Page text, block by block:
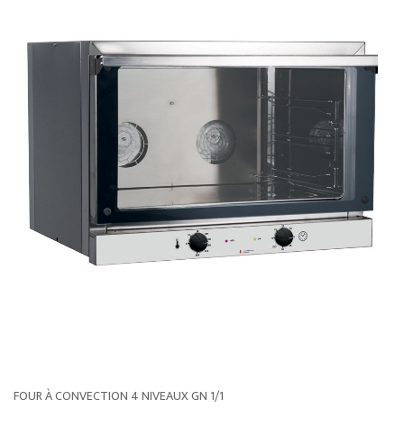
FOUR À CONVECTION 4 NIVEAUX GN 1/1